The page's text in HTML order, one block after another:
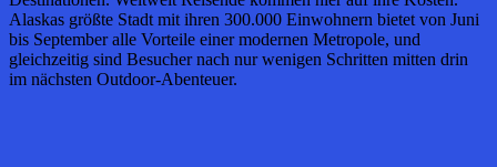
Alaskas größte Stadt mit ihren 300.000 Einwohnern bietet von Juni
bis September alle Vorteile einer modernen Metropole, und
gleichzeitig sind Besucher nach nur wenigen Schritten mitten drin
im nächsten Outdoor-Abenteuer.